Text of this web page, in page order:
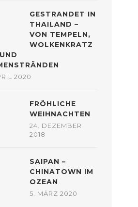
GESTRANDET IN
THAILAND –
VON TEMPELN,
WOLKENKRATZ
2020
FRÖHLICHE
WEIHNACHTEN
24. DEZEMBER
2018
SAIPAN –
CHINATOWN IM
OZEAN
5. MÄRZ 2020